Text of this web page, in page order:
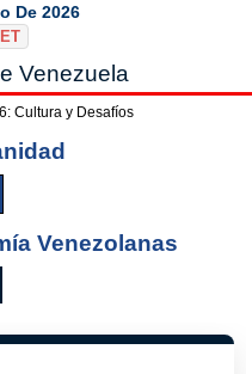
De 2026
Venezuela
Cultura y Desafíos
Venezolanas